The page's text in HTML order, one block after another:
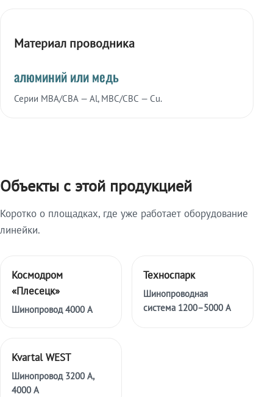
Материал проводника
алюминий или медь
Серии МВА/СВА — Al, МВС/СВС — Cu.
Объекты с этой продукцией
Коротко о площадках, где уже работает оборудование
линейки.
Космодром
«Плесецк»
Шинопровод 4000 А
Техноспарк
Шинопроводная
система 1200–5000 А
Kvartal WEST
Шинопровод 3200 А,
4000 А